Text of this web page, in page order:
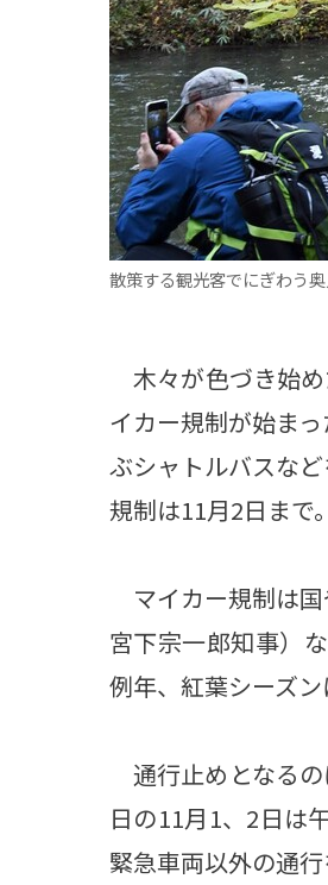
散策する観光客でにぎわう
木々が色づき始
イカー規制が始ま
ぶシャトルバスな
規制は11月2日まで。
マイカー規制は国
宮下宗一郎知事）
例年、紅葉シーズン
通行止めとなる
日の11月1、2日は
緊急車両以外の通行
まつり・イベント
おみやげ・特産
道の駅・産直
アウトドア・レジャー
ご当地グルメ